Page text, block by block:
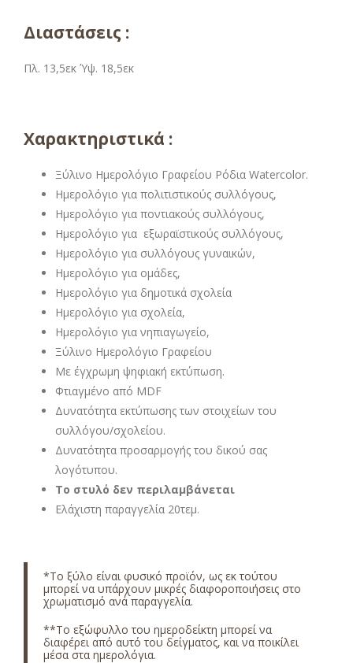
Διαστάσεις :
Πλ. 13,5εκ Ύψ. 18,5εκ
Χαρακτηριστικά :
Ξύλινο Ημερολόγιο Γραφείου Ρόδια Watercolor.
Ημερολόγιο για πολιτιστικούς συλλόγους,
Ημερολόγιο για ποντιακούς συλλόγους,
Ημερολόγιο για εξωραϊστικούς συλλόγους,
Ημερολόγιο για συλλόγους γυναικών,
Ημερολόγιο για ομάδες,
Ημερολόγιο για δημοτικά σχολεία
Ημερολόγιο για σχολεία,
Ημερολόγιο για νηπιαγωγείο,
Ξύλινο Ημερολόγιο Γραφείου
Με έγχρωμη ψηφιακή εκτύπωση.
Φτιαγμένο από MDF
Δυνατότητα εκτύπωσης των στοιχείων του
συλλόγου/σχολείου.
Δυνατότητα προσαρμογής του δικού σας
λογότυπου.
Το στυλό δεν περιλαμβάνεται
Ελάχιστη παραγγελία 20τεμ.
*Το ξύλο είναι φυσικό προϊόν, ως εκ τούτου
μπορεί να υπάρχουν μικρές διαφοροποιήσεις στο
χρωματισμό ανά παραγγελία.
**Το εξώφυλλο του ημεροδείκτη μπορεί να
διαφέρει από αυτό του δείγματος, και να ποικίλει
μέσα στα ημερολόγια.